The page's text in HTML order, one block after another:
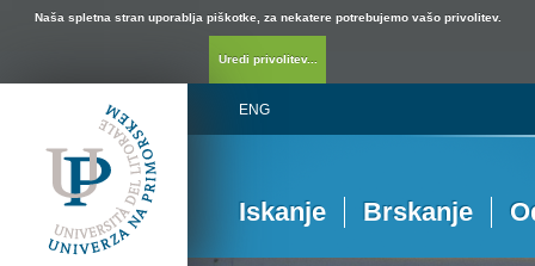
Naša spletna stran uporablja piškotke, za nekatere potrebujemo vašo privolitev.
Uredi privolitev...
ENG
Iskanje Brskanje